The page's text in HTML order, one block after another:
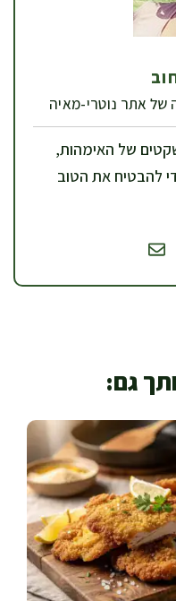
של האימהות,
להבטיח את הטוב
גם: